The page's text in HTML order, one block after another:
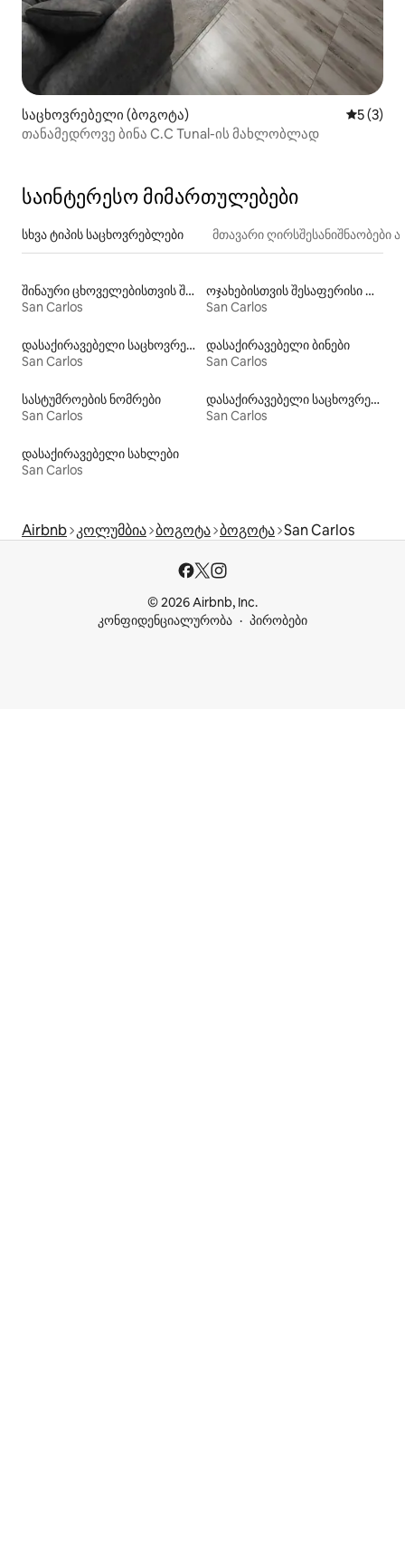
საცხოვრებელი (ბოგოტა)
5 (3)
თანამედროვე ბინა C.C Tunal-ის მახლობლად
საინტერესო მიმართულებები
სხვა ტიპის საცხოვრებლები მთავარი
შინაური ცხოველებისთვის შესაფერისი დასაქირავებელი საცხოვრებლები
San Carlos
ოჯახებისთვის შესაფერისი დასაქირავებელი საცხოვრებლები
San Carlos
დასაქირავებელი საცხოვრებლები ჰიდრომასაჟის აუზით
San Carlos
დასაქირავებელი ბინები
San Carlos
სასტუმროების ნომრები
San Carlos
დასაქირავებელი საცხოვრებლები აუზებით
San Carlos
დასაქირავებელი სახლები
San Carlos
Airbnb კოლუმბია ბოგოტა ბოგოტა San Carlos
© 2026 Airbnb, Inc.
კონფიდენციალურობა
პირობები